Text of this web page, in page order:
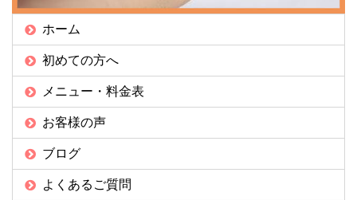
ホーム
初めての方へ
メニュー・料金表
お客様の声
ブログ
よくあるご質問